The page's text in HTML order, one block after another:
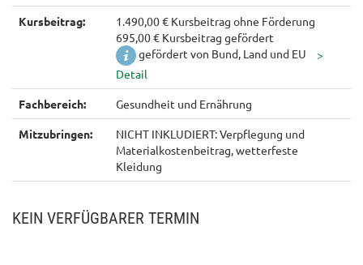
Kursbeitrag:
1.490,00 € Kursbeitrag ohne Förderung
695,00 € Kursbeitrag gefördert
gefördert von Bund, Land und EU
Fachbereich: Gesundheit und Ernährung
Mitzubringen:
NICHT INKLUDIERT: Verpflegung und
Materialkostenbeitrag, wetterfeste
Kleidung
KEIN VERFÜGBARER TERMIN